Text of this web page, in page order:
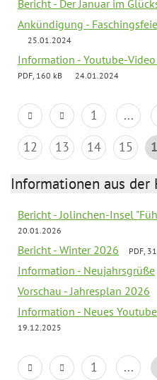
Bericht - Der Januar im
Ankündigung -
25.01.2024
Information - Youtube-
PDF, 160 kB 24.01.2024
1 ...
12
13 14 15
Informationen aus der
Bericht - Jolinchen-Insel
20.01.2026
Bericht - Winter 2026 PDF,
Information - Neujahrsgrüße
Vorschau - Jahresplan 2026
Information - Neues
19.12.2025
1 ...